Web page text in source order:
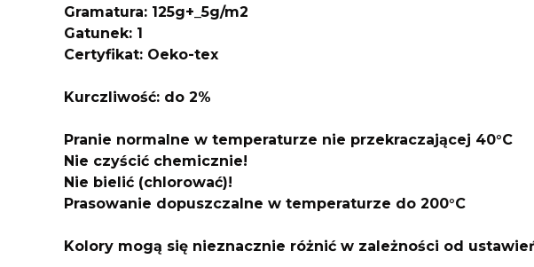
Gramatura: 125g+_5g/m2
Gatunek: 1
Certyfikat: Oeko-tex
Kurczliwość: do 2%
Pranie normalne w temperaturze nie przekraczającej 40°C
Nie czyścić chemicznie!
Nie bielić (chlorować)!
Prasowanie dopuszczalne w temperaturze do 200°C
Kolory mogą się nieznacznie różnić w zależności od